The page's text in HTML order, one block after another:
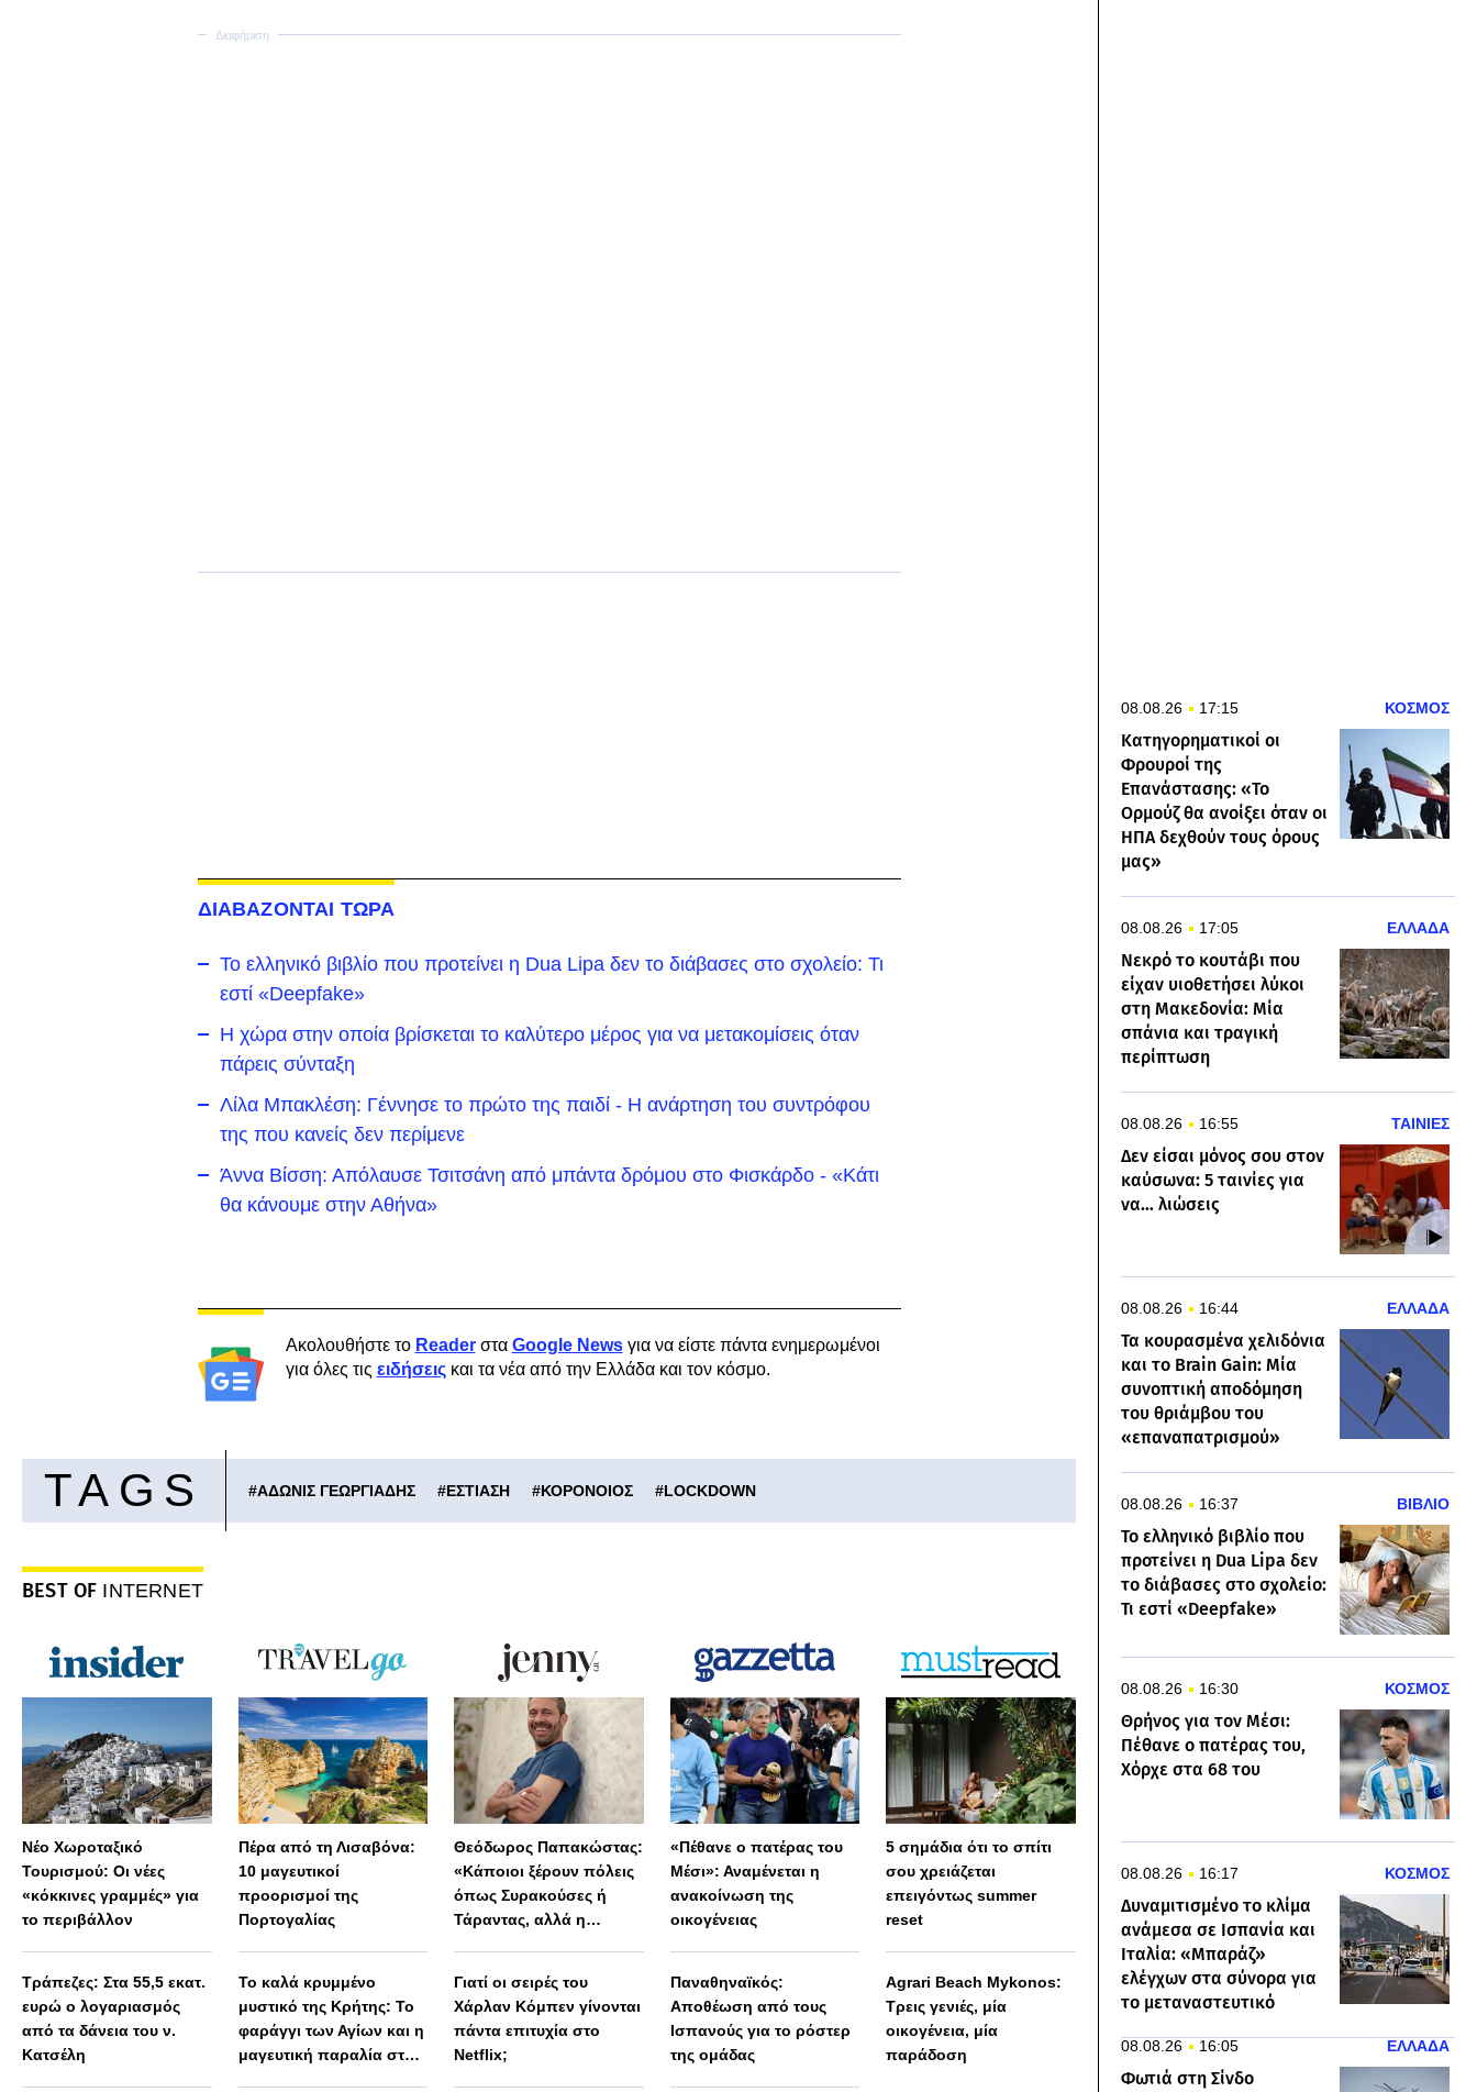
ΔΙΑΒΑΖΟΝΤΑΙ ΤΩΡΑ
Το ελληνικό βιβλίο που προτείνει η Dua Lipa δεν το διάβασες στο σχολείο: Τι
εστί «Deepfake»
Η χώρα στην οποία βρίσκεται το καλύτερο μέρος για να μετακομίσεις όταν
πάρεις σύνταξη
Λίλα Μπακλέση: Γέννησε το πρώτο της παιδί - Η ανάρτηση του συντρόφου
της που κανείς δεν περίμενε
Άννα Βίσση: Απόλαυσε Τσιτσάνη από μπάντα δρόμου στο Φισκάρδο - «Κάτι
θα κάνουμε στην Αθήνα»
Ακολουθήστε το Readerστα Google Newsγια να είστε πάντα ενημερωμένοι
για όλες τις ειδήσειςκαι τα νέα από την Ελλάδα και τον κόσμο.
TAGS #ΑΔΩΝΙΣ ΓΕΩΡΓΙΑΔΗΣ #ΕΣΤΙΑΣΗ #ΚΟΡΟΝΟΙΟΣ #LOCKDOWN
BEST OF INTERNET
Νέο Χωροταξικό
Τουρισμού: Οι νέες
«κόκκινες γραμμές» για
το περιβάλλον
Τράπεζες: Στα 55,5 εκατ.
ευρώ ο λογαριασμός
από τα δάνεια του ν.
Κατσέλη
Πέρα από τη Λισαβόνα:
10 μαγευτικοί
προορισμοί της
Πορτογαλίας
Το καλά κρυμμένο
μυστικό της Κρήτης: Το
φαράγγι των Αγίων και η
μαγευτική παραλία στο
Θεόδωρος Παπακώστας:
«Κάποιοι ξέρουν πόλεις
όπως Συρακούσες ή
Τάραντας, αλλά η
Γιατί οι σειρές του
Χάρλαν Κόμπεν γίνονται
πάντα επιτυχία στο
Netflix;
«Πέθανε ο πατέρας του
Μέσι»: Αναμένεται η
ανακοίνωση της
οικογένειας
Παναθηναϊκός:
Αποθέωση από τους
Ισπανούς για το ρόστερ
της ομάδας
5 σημάδια ότι το σπίτι
σου χρειάζεται
επειγόντως summer
reset
Agrari Beach Mykonos:
Τρεις γενιές, μία
οικογένεια, μία
παράδοση
08.08.26 17:15 ΚΟΣΜΟΣ
Κατηγορηματικοί οι
Φρουροί της
Επανάστασης: «Το
Ορμούζ θα ανοίξει όταν οι
ΗΠΑ δεχθούν τους όρους
μας»
08.08.26 17:05 ΕΛΛΑΔΑ
Νεκρό το κουτάβι που
είχαν υιοθετήσει λύκοι
στη Μακεδονία: Μία
σπάνια και τραγική
περίπτωση
08.08.26 16:55 ΤΑΙΝΙΕΣ
Δεν είσαι μόνος σου στον
καύσωνα: 5 ταινίες για
να… λιώσεις
08.08.26 16:44 ΕΛΛΑΔΑ
Τα κουρασμένα χελιδόνια
και το Brain Gain: Μία
συνοπτική αποδόμηση
του θριάμβου του
«επαναπατρισμού»
08.08.26 16:37 ΒΙΒΛΙΟ
Το ελληνικό βιβλίο που
προτείνει η Dua Lipa δεν
το διάβασες στο σχολείο:
Τι εστί «Deepfake»
08.08.26 16:30 ΚΟΣΜΟΣ
Θρήνος για τον Μέσι:
Πέθανε ο πατέρας του,
Χόρχε στα 68 του
08.08.26 16:17 ΚΟΣΜΟΣ
Δυναμιτισμένο το κλίμα
ανάμεσα σε Ισπανία και
Ιταλία: «Μπαράζ»
ελέγχων στα σύνορα για
το μεταναστευτικό
08.08.26 16:05 ΕΛΛΑΔΑ
Φωτιά στη Σίνδο